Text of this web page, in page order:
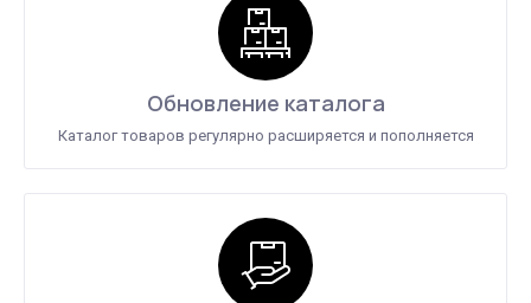
Обновление каталога
Каталог товаров регулярно расширяется и пополняется